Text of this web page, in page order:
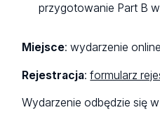
przygotowanie Part B
Miejsce: wydarzenie
Rejestracja:formularz
Wydarzenie odbędzie się